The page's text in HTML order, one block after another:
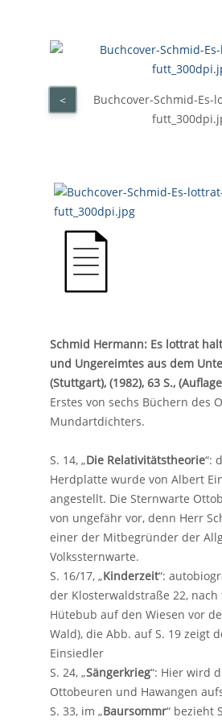
Buchcover-Schmid-Es-
<
Schmid Hermann: Es lottrat
und Ungereimtes aus dem
(Stuttgart), (1982), 63 S.,
Erstes von sechs Büchern des
Mundartdichters.
S. 14, „Die Relativitätstheorie“:
Herdplatte wurde von Albert
angestellt. Die Sternwarte
von ungefähr vor, denn Herr
einer der Mitbegründer der
Volkssternwarte.
S. 16/17, „Kinderzeit“:
der Klosterwaldstraße 22,
Hütebub auf den Wiesen vor
Wald), die Abb. auf S. 19 zeigt
Einsiedler
S. 24, „Sängerkrieg“: Hier wird
Ottobeuren und Hawangen
S. 33, im „Baursommr“ bezieht